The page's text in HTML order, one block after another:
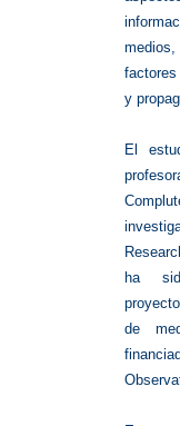
y
El
ha
proyecto
de